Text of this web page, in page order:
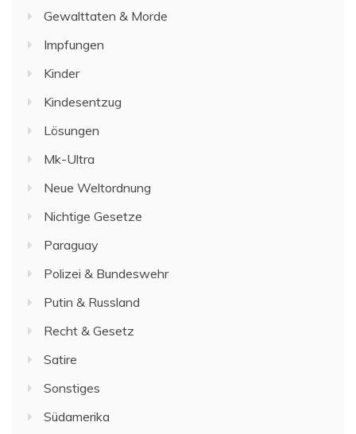
Gewalttaten & Morde
Impfungen
Kinder
Kindesentzug
Lösungen
Mk-Ultra
Neue Weltordnung
Nichtige Gesetze
Paraguay
Polizei & Bundeswehr
Putin & Russland
Recht & Gesetz
Satire
Sonstiges
Südamerika